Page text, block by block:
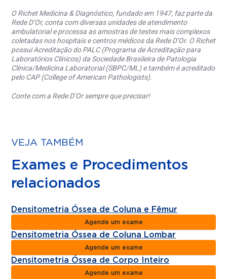
O Richet Medicina & Diagnóstico, fundado em 1947, faz parte da
Rede D’Or, conta com diversas unidades de atendimento
ambulatorial e processa as amostras de testes mais complexos
coletadas nos hospitais e centros médicos da Rede D’Or. O Richet
possui Acreditação do PALC (Programa de Acreditação para
Laboratórios Clínicos) da Sociedade Brasileira de Patologia
Clínica/Medicina Laboratorial (SBPC/ML) e também é acreditado
pelo CAP (College of American Pathologists).
Conte com a Rede D’Or sempre que precisar!
VEJA TAMBÉM
Exames e Procedimentos
relacionados
Densitometria Óssea de Coluna e Fêmur
Agende um exame
Densitometria Óssea de Coluna Lombar
Agende um exame
Densitometria Óssea de Corpo Inteiro
Agende um exame